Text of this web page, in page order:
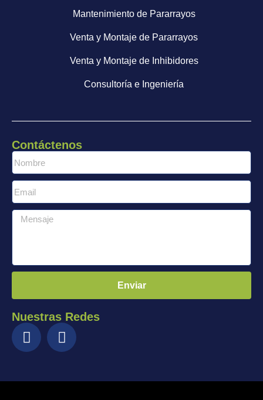
Mantenimiento de Pararrayos
Venta y Montaje de Pararrayos
Venta y Montaje de Inhibidores
Consultoría e Ingeniería
Contáctenos
Enviar
Nuestras Redes